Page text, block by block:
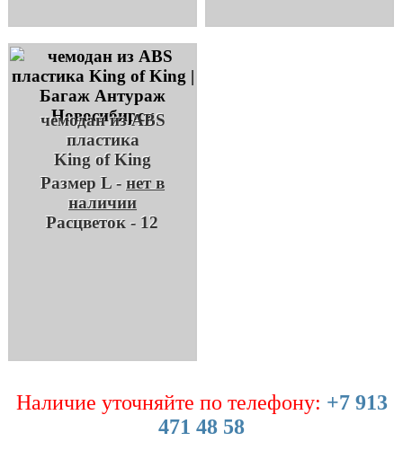
чемодан из ABS
пластика
King of King
Размер L -нет в
наличии
Расцветок - 12
Наличие уточняйте по телефону: +7 913
471 48 58